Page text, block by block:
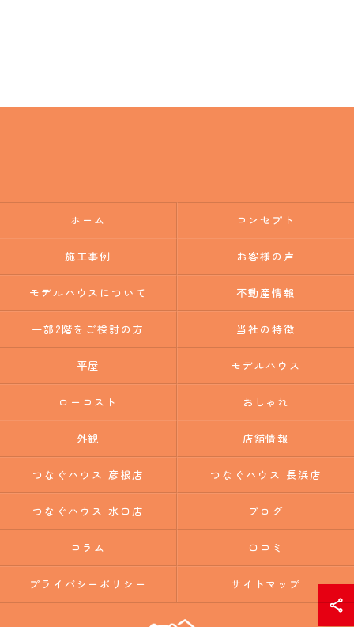
ホーム コンセプト
施工事例 お客様の声
モデルハウスについて 不動産情報
一部2階をご検討の方 当社の特徴
平屋 モデルハウス
ローコスト おしゃれ
外観 店舗情報
つなぐハウス 彦根店 つなぐハウス 長浜店
つなぐハウス 水口店 ブログ
コラム 口コミ
プライバシーポリシー サイトマップ